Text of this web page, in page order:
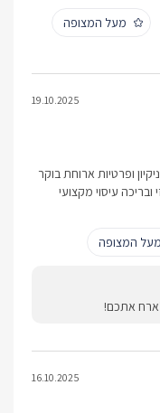
מעל המצופה
19.10.2025
ופרטיות ארוחת בוקר
עיסוי מקצועי
מעל המצופה
אתכם!
16.10.2025